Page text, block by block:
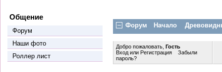
Общение
Форум
Наши фото
Роллер лист
Форум Начало
Добро пожаловать,Гость
Входили Регистрация
Забыли
пароль?